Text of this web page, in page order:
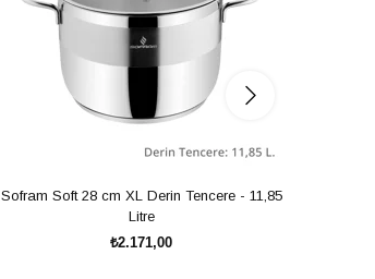
Sofram Soft 28 cm XL Derin Tencere - 11,85
Litre
₺2.171,00